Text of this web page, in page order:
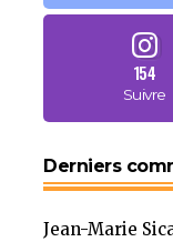
154
Suivre
Derniers
Jean-Marie